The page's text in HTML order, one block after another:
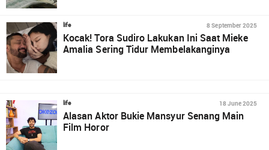
life 8 September 2025
Kocak! Tora Sudiro Lakukan Ini Saat Mieke
Amalia Sering Tidur Membelakanginya
life 18 June 2025
Alasan Aktor Bukie Mansyur Senang Main
Film Horor